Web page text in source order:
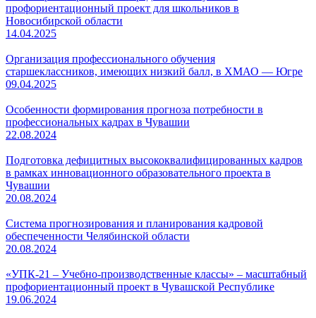
профориентационный проект для школьников в
Новосибирской области
14.04.2025
Организация профессионального обучения
старшеклассников, имеющих низкий балл, в ХМАО — Югре
09.04.2025
Особенности формирования прогноза потребности в
профессиональных кадрах в Чувашии
22.08.2024
Подготовка дефицитных высококвалифицированных кадров
в рамках инновационного образовательного проекта в
Чувашии
20.08.2024
Система прогнозирования и планирования кадровой
обеспеченности Челябинской области
20.08.2024
«УПК-21 ‒ Учебно-производственные классы» – масштабный
профориентационный проект в Чувашской Республике
19.06.2024